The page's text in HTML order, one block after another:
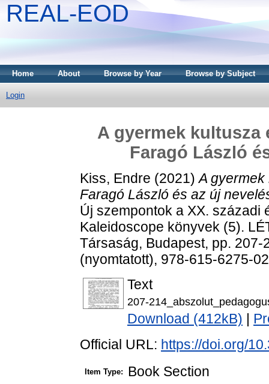
REAL-EOD
Home About Browse by Year Browse by Subject
Login
A gyermek
Faragó László
Kiss, Endre (2021)A
Faragó László és az új
Új szempontok a XX. századi
Kaleidoscope könyvek (5).
Társaság, Budapest, pp.
(nyomtatott), 978-615-6275-
Text
207-
Download (412kB)
Official URL: https://doi.org/
Item Type: Book Section